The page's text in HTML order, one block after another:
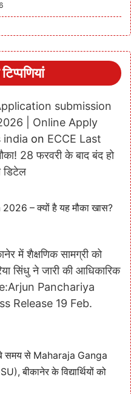
submission
2026 | Online Apply
india on ECCE Last
28 फरवरी के बाद बंद हो
डिटेल
– क्यों है यह मौका खास?
में शैक्षणिक सामग्री को
सिंधु ने जारी की आधिकारिक
Panchariya
Release 19 Feb.
समय से Maharaja Ganga
बीकानेर के विद्यार्थियों को